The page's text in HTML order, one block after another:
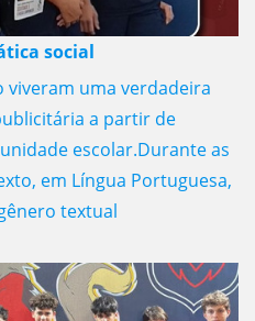
social
viveram uma verdadeira
a partir de
escolar.Durante as
em Língua Portuguesa,
textual